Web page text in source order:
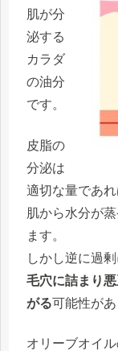
肌が分
泌する
カラダ
の油分
です。
皮脂の
分泌は
適切な量であ
肌から水分が
ます。
しかし逆に過
毛穴に詰まり
がる可能性があ
オリーブオイ